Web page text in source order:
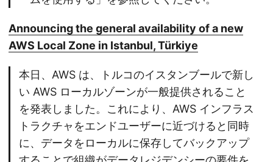
Announcing the general availability of a new
AWS Local Zone in Istanbul, Türkiye
本日、AWS は、トルコのイスタンブールで新し
い AWS ローカルゾーンが一般提供されること
を発表しました。これにより、AWS インフラス
トラクチャをエンドユーザーに近づけると同時
に、データをローカルに保存してバックアップ